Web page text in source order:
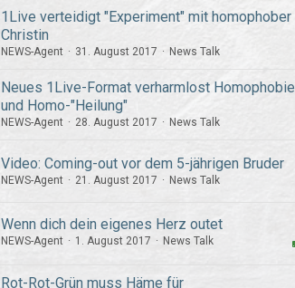
1Live verteidigt "Experiment" mit homophober
Christin
NEWS-Agent 31. August 2017 News Talk
Neues 1Live-Format verharmlost Homophobie
und Homo-"Heilung"
NEWS-Agent 28. August 2017 News Talk
Video: Coming-out vor dem 5-jährigen Bruder
NEWS-Agent 21. August 2017 News Talk
Wenn dich dein eigenes Herz outet
NEWS-Agent 1. August 2017 News Talk
Rot-Rot-Grün muss Häme für